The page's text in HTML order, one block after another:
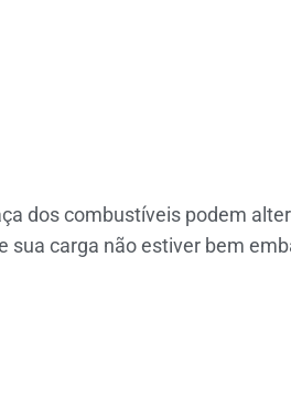
dos combustíveis podem
carga não estiver bem